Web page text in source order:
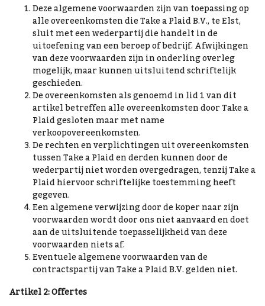
Deze algemene voorwaarden zijn van toepassing op
alle overeenkomsten die Take a Plaid B.V., te Elst,
sluit met een wederpartij die handelt in de
uitoefening van een beroep of bedrijf. Afwijkingen
van deze voorwaarden zijn in onderling overleg
mogelijk, maar kunnen uitsluitend schriftelijk
geschieden.
De overeenkomsten als genoemd in lid 1 van dit
artikel betreffen alle overeenkomsten door Take a
Plaid gesloten maar met name
verkoopovereenkomsten.
De rechten en verplichtingen uit overeenkomsten
tussen Take a Plaid en derden kunnen door de
wederpartij niet worden overgedragen, tenzij Take a
Plaid hiervoor schriftelijke toestemming heeft
gegeven.
Een algemene verwijzing door de koper naar zijn
voorwaarden wordt door ons niet aanvaard en doet
aan de uitsluitende toepasselijkheid van deze
voorwaarden niets af.
Eventuele algemene voorwaarden van de
contractspartij van Take a Plaid B.V. gelden niet.
Artikel 2: Offertes